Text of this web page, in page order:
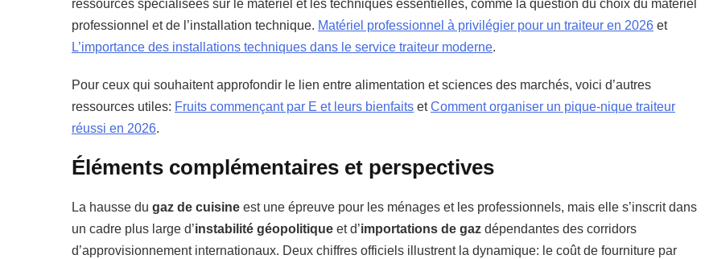
ressources spécialisées sur le matériel et les techniques essentielles, comme la question du choix du matériel
professionnel et de l’installation technique. Matériel professionnel à privilégier pour un traiteur en 2026 et
L’importance des installations techniques dans le service traiteur moderne.
Pour ceux qui souhaitent approfondir le lien entre alimentation et sciences des marchés, voici d’autres
ressources utiles: Fruits commençant par E et leurs bienfaits etComment organiser un pique-nique traiteur
réussi en 2026.
Éléments complémentaires et perspectives
La hausse du gaz de cuisine est une épreuve pour les ménages et les professionnels, mais elle s’inscrit dans
un cadre plus large d’instabilité géopolitique et d’importations de gaz dépendantes des corridors
d’approvisionnement internationaux. Deux chiffres officiels illustrent la dynamique: le coût de fourniture par